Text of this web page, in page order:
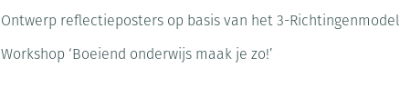
Ontwerp reflectieposters op basis van het 3-Richtingenmodel
Workshop ‘Boeiend onderwijs maak je zo!’